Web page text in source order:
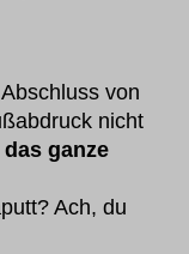
von
nicht
ganze
Ach, du